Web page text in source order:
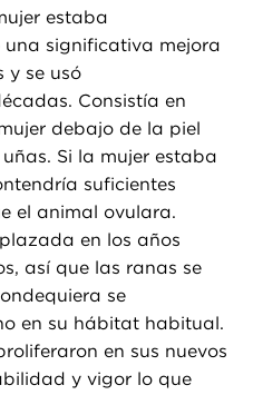
estaba
significativa mejora
y se usó
Consistía en
debajo de la piel
Si la mujer estaba
suficientes
el animal ovulara.
en los años
así que las ranas se
se
en su hábitat habitual.
en sus nuevos
y vigor lo que